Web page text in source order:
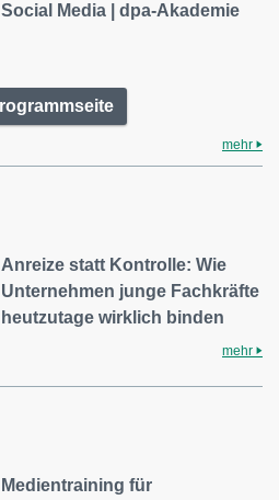
Social Media | dpa-Akademie
mehr
Anreize statt Kontrolle: Wie
Unternehmen junge Fachkräfte
heutzutage wirklich binden
mehr
Medientraining für